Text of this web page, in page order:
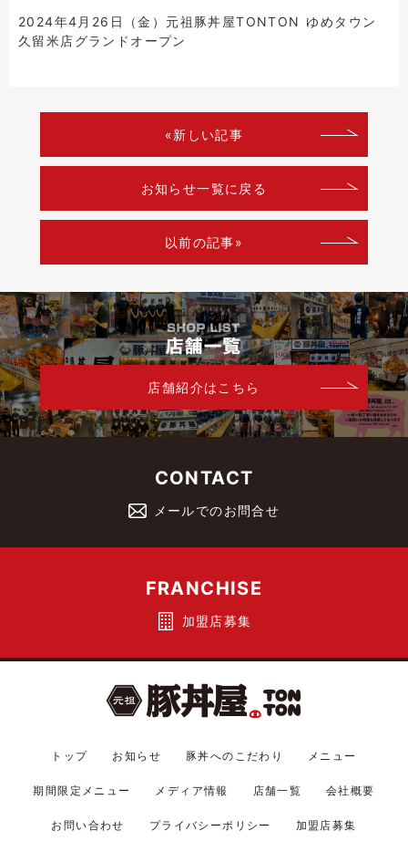
2024年4月26日（金）元祖豚丼屋TONTON ゆめタウン
久留米店グランドオープン
«新しい記事
お知らせ一覧に戻る
以前の記事»
店舗紹介はこちら
CONTACT
メールでのお問合せ
FRANCHISE
加盟店募集
トップ お知らせ 豚丼へのこだわり メニュー
期間限定メニュー メディア情報 店舗一覧 会社概要
お問い合わせ プライバシーポリシー 加盟店募集